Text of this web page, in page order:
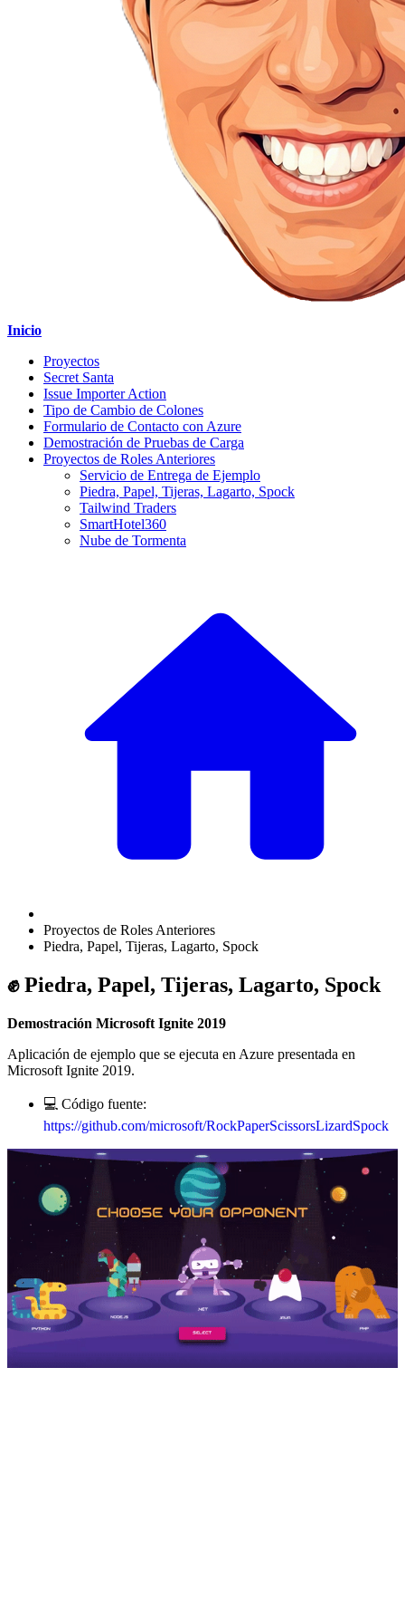
Inicio
Proyectos
Secret Santa
Issue Importer Action
Tipo de Cambio de Colones
Formulario de Contacto con Azure
Demostración de Pruebas de Carga
Proyectos de Roles Anteriores
Servicio de Entrega de Ejemplo
Piedra, Papel, Tijeras, Lagarto, Spock
Tailwind Traders
SmartHotel360
Nube de Tormenta
Proyectos de Roles Anteriores
Piedra, Papel, Tijeras, Lagarto, Spock
✊ Piedra, Papel, Tijeras, Lagarto, Spock
Demostración Microsoft Ignite 2019
Aplicación de ejemplo que se ejecuta en Azure presentada en
Microsoft Ignite 2019.
💻 Código fuente:
https://github.com/microsoft/RockPaperScissorsLizardSpock